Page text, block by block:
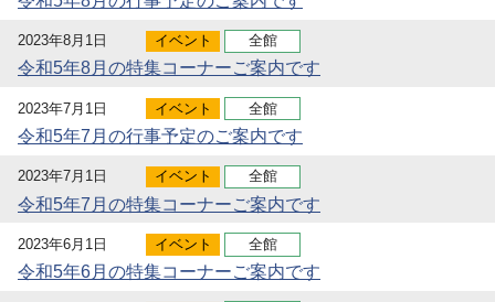
2023年8月1日 イベント 全館
令和5年8月の特集コーナーご案内です
2023年7月1日 イベント 全館
令和5年7月の行事予定のご案内です
2023年7月1日 イベント 全館
令和5年7月の特集コーナーご案内です
2023年6月1日 イベント 全館
令和5年6月の特集コーナーご案内です